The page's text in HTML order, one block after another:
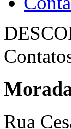
Rua